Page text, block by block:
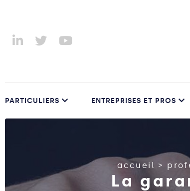
PARTICULIERS ENTREPRISES ET PROS
accueil >
La